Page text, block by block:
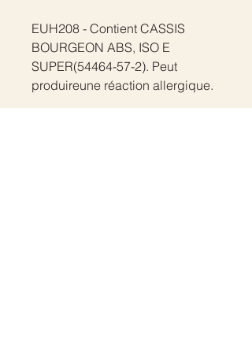
EUH208 - Contient CASSIS
BOURGEON ABS, ISO E
SUPER(54464-57-2). Peut
produireune réaction allergique.